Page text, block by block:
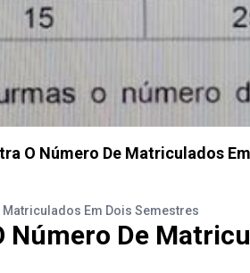
O Número De Matriculados
Matriculados Em Dois Semestres
Número De